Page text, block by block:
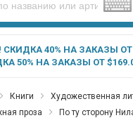
40% НА ЗАКАЗЫ ОТ
50% НА ЗАКАЗЫ ОТ
Книги
Художественная
проза
По ту сторону